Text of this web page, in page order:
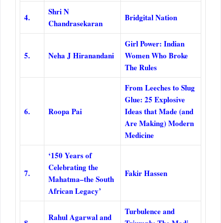
4.
Shri N
Chandrasekaran
Bridgital Nation
5. Neha J Hiranandani
Girl Power: Indian
Women Who Broke
The Rules
6. Roopa Pai
From Leeches to Slug
Glue: 25 Explosive
Ideas that Made (and
Are Making) Modern
Medicine
7.
‘150 Years of
Celebrating the
Mahatma–the South
African Legacy’
Fakir Hassen
Rahul Agarwal and
Turbulence and